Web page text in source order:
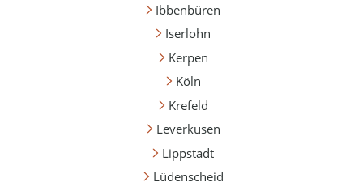
Ibbenbüren
Iserlohn
Kerpen
Köln
Krefeld
Leverkusen
Lippstadt
Lüdenscheid